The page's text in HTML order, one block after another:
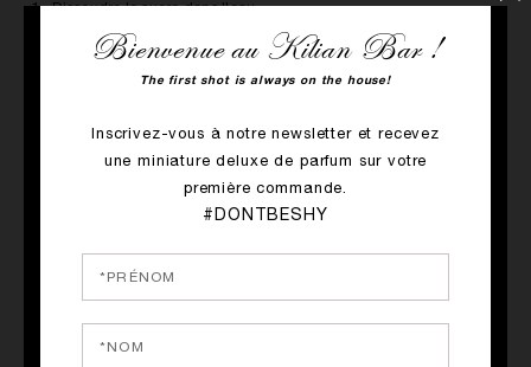
1. Dissoudre le sucre dans l'eau.
2. Dans le sucre liquide, faites infuser la poudre de cardamome.
L’alcool peut être dangereux pour la santé, à consommer avec modération
Le parfum qui a inspiré le cocktail
Bienvenue au Kilian Bar !
The first shot is always on the house!
Inscrivez-vous à notre newsletter et recevez
une miniature deluxe de parfum sur votre
première commande.
#DONTBESHY